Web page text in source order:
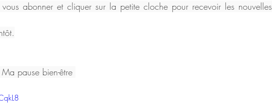
abonner et cliquer sur la petite cloche pour recevoir les nouvelles
pause bien-être